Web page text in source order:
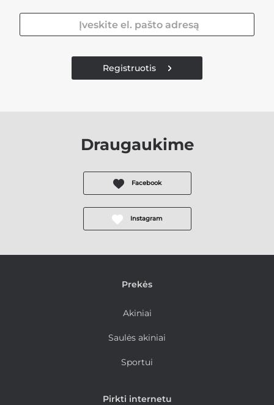
Registruotis
Draugaukime
Facebook
Instagram
Prekės
Akiniai
Saulės akiniai
Sportui
Pirkti internetu